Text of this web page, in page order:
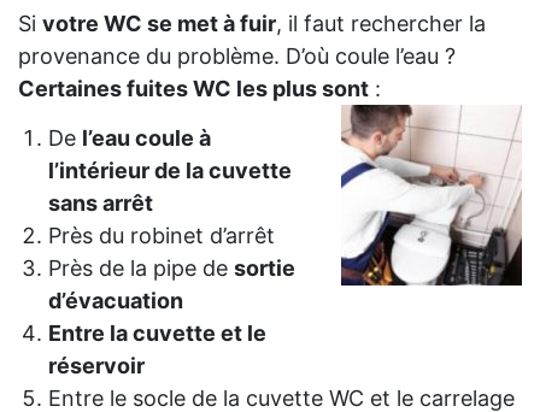
Si votre WC se met à fuir, il faut rechercher la
provenance du problème. D’où coule l’eau ?
Certaines fuites WC les plus sont :
De l’eau coule à
l’intérieur de la cuvette
sans arrêt
Près du robinet d’arrêt
Près de la pipe de sortie
d’évacuation
Entre la cuvette et le
réservoir
Entre le socle de la cuvette WC et le carrelage